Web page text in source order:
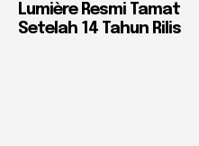
Lumière Resmi Tamat
Setelah 14 Tahun Rilis